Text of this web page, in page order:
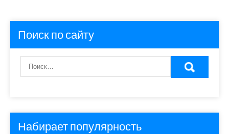
Поиск по сайту
Набирает популярность